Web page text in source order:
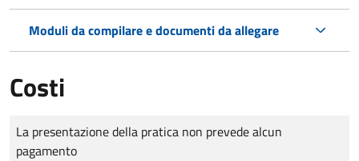
Moduli da compilare e documenti da allegare
Costi
Tipo di pagamento
Importo
La presentazione della pratica non prevede alcun
pagamento